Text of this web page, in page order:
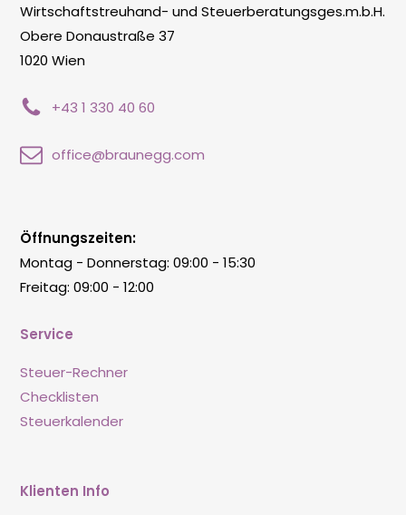
Wirtschaftstreuhand- und Steuerberatungsges.m.b.H.
Obere Donaustraße 37
1020 Wien
+43 1 330 40 60
office@braunegg.com
Service
Steuer-Rechner
Checklisten
Steuerkalender
Klienten Info
Öffnungszeiten:
Montag - Donnerstag: 09:00 - 15:30
Freitag: 09:00 - 12:00